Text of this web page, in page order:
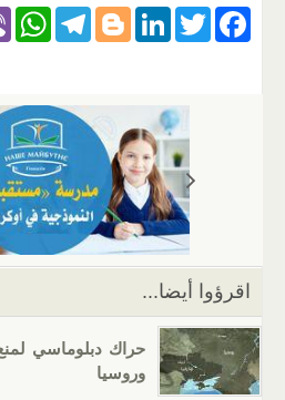
F
k
T
er
Li
e
dI
n
Bl
g
er
T
gr
a
m
اقرؤوا أيضا...
حراك دبلوماسي
وروسيا